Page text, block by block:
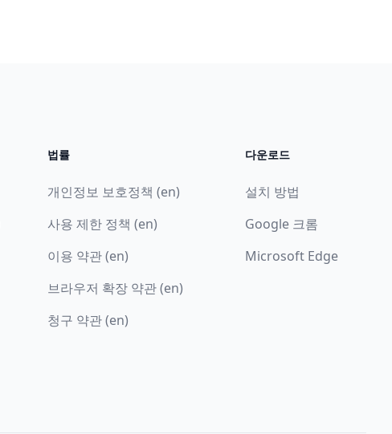
법률
개인정보 보호정책 (en)
사용 제한 정책 (en)
이용 약관 (en)
브라우저 확장 약관 (en)
청구 약관 (en)
다운로드
설치 방법
Google 크롬
Microsoft Edge